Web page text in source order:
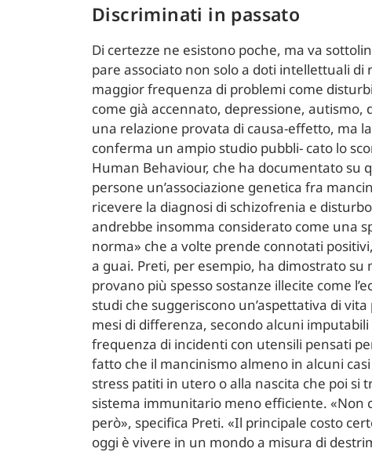
Discriminati in passato
Di certezze ne esistono poche, ma va
pare associato non solo a doti intellettuali di
maggior frequenza di problemi come
come già accennato, depressione, autismo,
una relazione provata di causa-effetto, ma
conferma un ampio studio pubbli- cato lo
Human Behaviour, che ha documentato su
persone un’associazione genetica fra
ricevere la diagnosi di schizofrenia e
andrebbe insomma considerato come una
norma» che a volte prende connotati
a guai. Preti, per esempio, ha dimostrato su
provano più spesso sostanze illecite come
studi che suggeriscono un’aspettativa di vita
mesi di differenza, secondo alcuni
frequenza di incidenti con utensili pensati
fatto che il mancinismo almeno in alcuni
stress patiti in utero o alla nascita che poi si
sistema immunitario meno efficiente. «Non
però», specifica Preti. «Il principale costo
oggi è vivere in un mondo a misura di